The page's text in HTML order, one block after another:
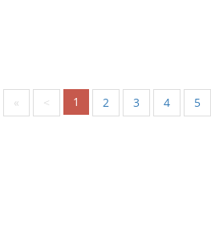
« < 1 2 3 4 5